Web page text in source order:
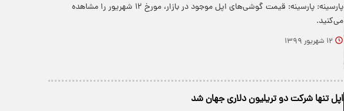
پارسینه: پارسینه: قیمت گوشی‌های اپل موجود در بازار، مورخ ۱۲ شهریور را مشاهده
می‌کنید.
۱۲ شهریور ۱۳۹۹
اپل تنها شرکت دو تریلیون دلاری جهان شد